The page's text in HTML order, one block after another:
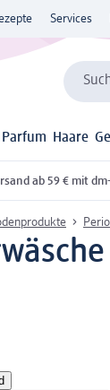
Services
Haare
ab 59 € mit